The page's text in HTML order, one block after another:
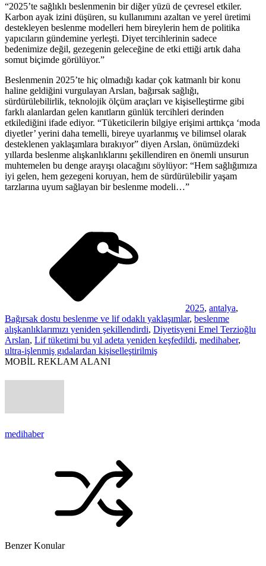
“2025’te sağlıklı beslenmenin bir diğer yüzü de çevresel etkiler.
Karbon ayak izini düşüren, su kullanımını azaltan ve yerel üretimi
destekleyen beslenme modelleri hem bireylerin hem de politika
yapıcıların gündemine yerleşti. Diyet tercihlerinin sadece
bedenimize değil, gezegenin geleceğine de etki ettiği artık daha
somut biçimde görülüyor.”
Beslenmenin 2025’te hiç olmadığı kadar çok katmanlı bir konu
haline geldiğini vurgulayan Arslan, bağırsak sağlığı,
sürdürülebilirlik, teknolojik ölçüm araçları ve kişiselleştirme gibi
farklı alanlardan gelen kanıtların günlük tercihleri derinden
etkilediğini ifade ediyor. “Tüketicilerin bilgiye erişimi arttıkça ‘moda
diyetler’ yerini daha temelli, bireye uyarlanmış ve bilimsel olarak
desteklenen yaklaşımlara bırakıyor” diyen Arslan, önümüzdeki
yıllarda beslenme alışkanlıklarını şekillendiren en önemli unsurun
muhtemelen bu denge arayışı olacağını söylüyor: “Hem sağlığımıza
iyi gelen, hem gezegeni koruyan, hem de sürdürülebilir yaşam
tarzlarına uyum sağlayan bir beslenme modeli…”
2025, antalya,
Bağırsak dostu beslenme ve lif odaklı yaklaşımlar, beslenme
alışkanlıklarımızı yeniden şekillendirdi, Diyetisyeni Emel Terzioğlu
Arslan, Lif tüketimi bu yıl adeta yeniden keşfedildi, medihaber,
ultra-işlenmiş gıdalardan kişiselleştirilmiş
MOBİL REKLAM ALANI
medihaber
Benzer Konular